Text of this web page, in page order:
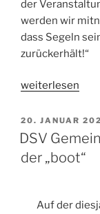
der
werden wir
dass Segeln
zurückerhält!“
„Segeln
in
Los
Angeles
in
nicht
weiterlesen
AM
20. JANUAR
DSV
der „boot“
Auf der